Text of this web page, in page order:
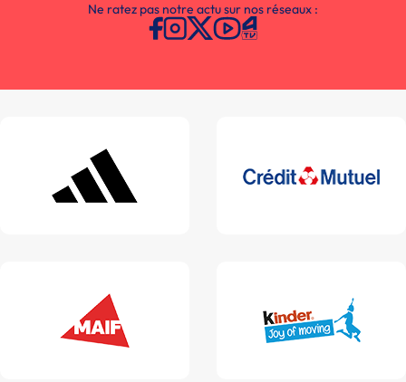
Ne ratez pas notre actu sur nos réseaux :